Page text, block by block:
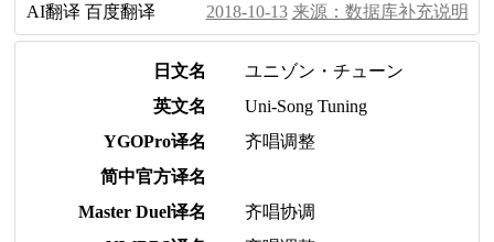
AI翻译 百度翻译 2018-10-13 来源：数据库补充说明
日文名
ユニゾン・チューン
英文名
Uni-Song Tuning
YGOPro译名
齐唱调整
简中官方译名
Master Duel译名
齐唱协调